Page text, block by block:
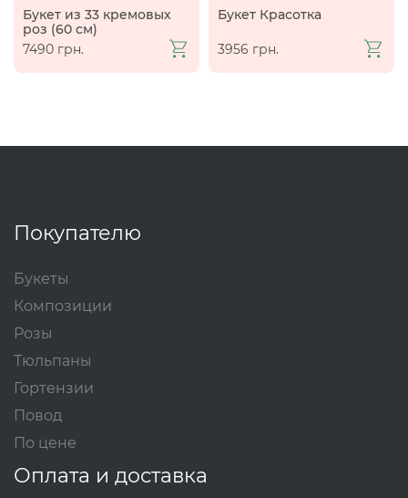
Букет из 33 кремовых
роз (60 см)
7490 грн.
Букет Красотка
3956 грн.
Покупателю
Букеты
Композиции
Розы
Тюльпаны
Гортензии
Повод
По цене
Оплата и доставка